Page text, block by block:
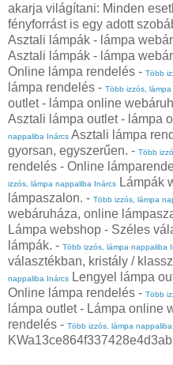
akarja világítani: Minden
fényforrást is egy adott
Asztali lámpák - lámpa
Asztali lámpák - lámpa
Online lámpa rendelés - Több
lámpa rendelés - Több izzós,
outlet - lámpa online
Asztali lámpa outlet - lámpa
nappaliba Inárcs Asztali lámpa
gyorsan, egyszerűen. - Több
rendelés - Online
izzós, lámpa nappaliba Inárcs
Lámpák
lámpaszalon. - Több izzós, lámpa
webáruháza, online
Lámpa webshop - Széles
lámpák. - Több izzós, lámpa nappaliba
választékban, kristály /
nappaliba Inárcs
Lengyel lámpa
Online lámpa rendelés - Több
lámpa outlet - Lámpa online
rendelés - Több izzós, lámpa